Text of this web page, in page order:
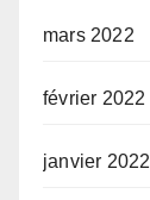
mars 2022
février 2022
janvier 2022